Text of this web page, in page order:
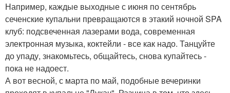
Например, каждые выходные с июня по сентябрь
сеченские купальни превращаются в этакий ночной SPA
клуб: подсвеченная лазерами вода, современная
электронная музыка, коктейли - все как надо. Танцуйте
до упаду, знакомьтесь, общайтесь, снова купайтесь -
пока не надоест.
А вот весной, с марта по май, подобные вечеринки